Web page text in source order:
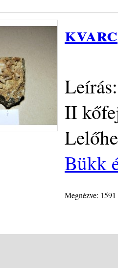
kvarc
II
Bükk
Megnézve: